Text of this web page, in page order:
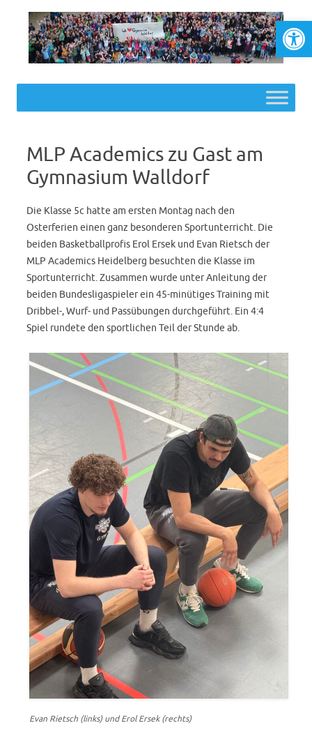
MLP Academics zu Gast am
Gymnasium Walldorf
Die Klasse 5c hatte am ersten Montag nach den
Osterferien einen ganz besonderen Sportunterricht. Die
beiden Basketballprofis Erol Ersek und Evan Rietsch der
MLP Academics Heidelberg besuchten die Klasse im
Sportunterricht. Zusammen wurde unter Anleitung der
beiden Bundesligaspieler ein 45-minütiges Training mit
Dribbel-, Wurf- und Passübungen durchgeführt. Ein 4:4
Spiel rundete den sportlichen Teil der Stunde ab.
Evan Rietsch (links) und Erol Ersek (rechts)